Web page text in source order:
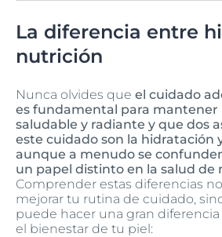
La diferencia entre
nutrición
Nunca olvides que el cuidado
es fundamental para mantener
saludable y radiante y que dos
este cuidado son la hidratación
aunque a menudo se
un papel distinto en la salud de
Comprender estas diferencias
mejorar tu rutina de cuidado,
puede hacer una gran diferencia
el bienestar de tu piel: